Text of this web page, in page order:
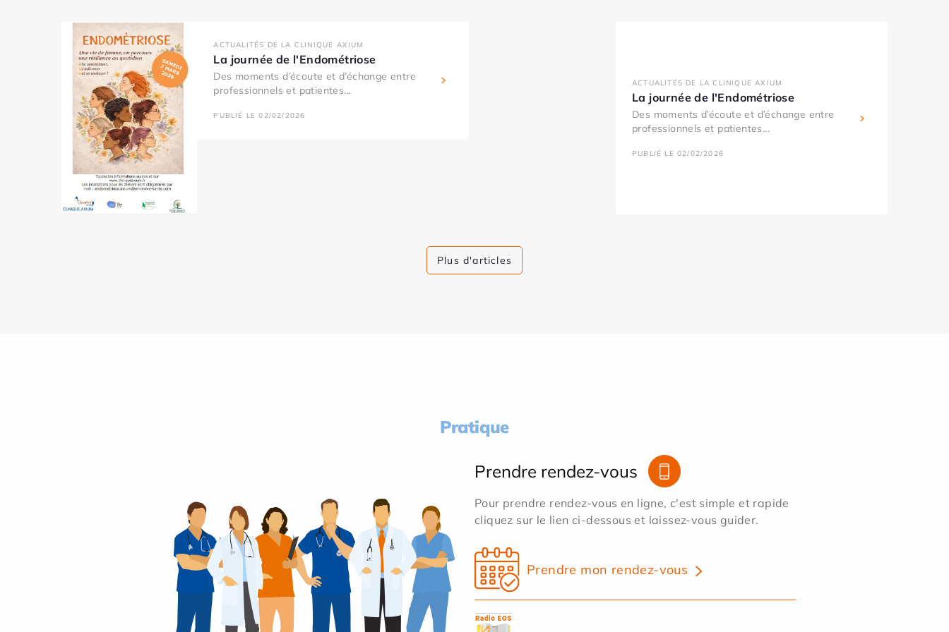
ACTUALITÉS DE LA CLINIQUE AXIUM
La journée de l'Endométriose
Des moments d’écoute et d’échange entre
professionnels et patientes...
PUBLIÉ LE 02/02/2026
ACTUALITÉS DE LA CLINIQUE AXIUM
La journée de l'Endométriose
Des moments d’écoute et d’échange entre
professionnels et patientes...
PUBLIÉ LE 02/02/2026
Plus d'articles
Pratique
Prendre rendez-vous
Pour prendre rendez-vous en ligne, c'est simple et rapide
cliquez sur le lien ci-dessous et laissez-vous guider.
Prendre mon rendez-vous